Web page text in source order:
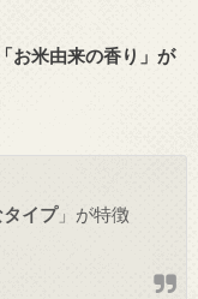
お米由来の香り」が
タイプ」が特徴